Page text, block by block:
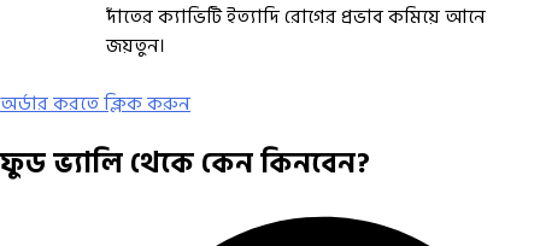
দাঁতের ক্যাভিটি ইত্যাদি রোগের প্রভাব কমিয়ে আনে
জয়তুন।
অর্ডার করতে ক্লিক করুন
ফুড ভ্যালি থেকে কেন কিনবেন?